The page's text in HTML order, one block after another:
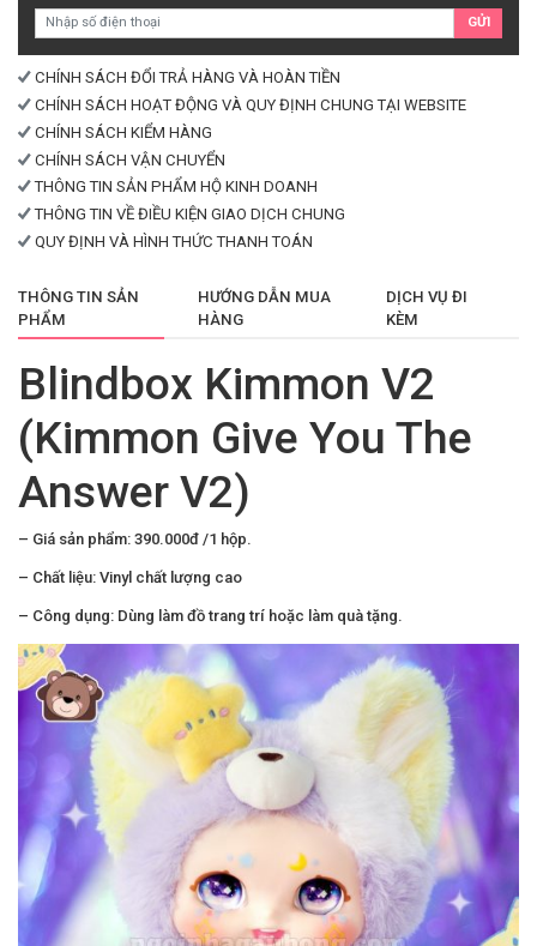
V2)
số
GỬI
CHÍNH SÁCH ĐỔI TRẢ HÀNG VÀ HOÀN TIỀN
CHÍNH SÁCH HOẠT ĐỘNG VÀ QUY ĐỊNH CHUNG TẠI WEBSITE
CHÍNH SÁCH KIỂM HÀNG
CHÍNH SÁCH VẬN CHUYỂN
THÔNG TIN SẢN PHẨM HỘ KINH DOANH
THÔNG TIN VỀ ĐIỀU KIỆN GIAO DỊCH CHUNG
QUY ĐỊNH VÀ HÌNH THỨC THANH TOÁN
THÔNG TIN SẢN
PHẨM
HƯỚNG DẪN MUA
HÀNG
DỊCH VỤ ĐI
KÈM
Blindbox Kimmon V2
(Kimmon Give You The
Answer V2)
– Giá sản phẩm: 390.000đ /1 hộp.
– Chất liệu: Vinyl chất lượng cao
– Công dụng: Dùng làm đồ trang trí hoặc làm quà tặng.